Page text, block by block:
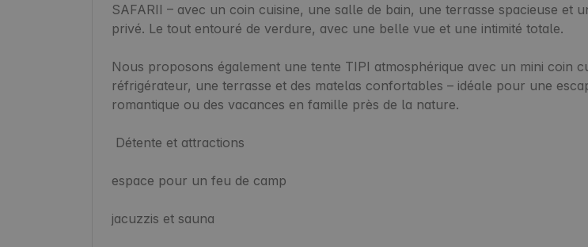
SAFARII – avec un coin cuisine, une salle de bain, une terrasse spacieuse et
privé. Le tout entouré de verdure, avec une belle vue et une intimité totale.
Nous proposons également une tente TIPI atmosphérique avec un mini coin
réfrigérateur, une terrasse et des matelas confortables – idéale pour une
romantique ou des vacances en famille près de la nature.
espace pour un feu de camp
jacuzzis et sauna